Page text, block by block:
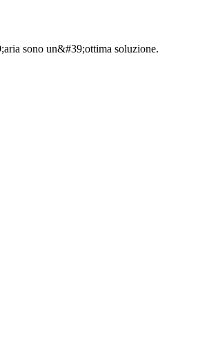
sono un&#39;ottima soluzione.